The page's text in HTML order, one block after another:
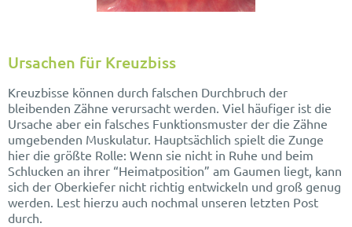
Ursachen für Kreuzbiss
Kreuzbisse können durch falschen Durchbruch der
bleibenden Zähne verursacht werden. Viel häufiger ist die
Ursache aber ein falsches Funktionsmuster der die Zähne
umgebenden Muskulatur. Hauptsächlich spielt die Zunge
hier die größte Rolle: Wenn sie nicht in Ruhe und beim
Schlucken an ihrer “Heimatposition” am Gaumen liegt, kann
sich der Oberkiefer nicht richtig entwickeln und groß genug
werden. Lest hierzu auch nochmal unseren letzten Post
durch.